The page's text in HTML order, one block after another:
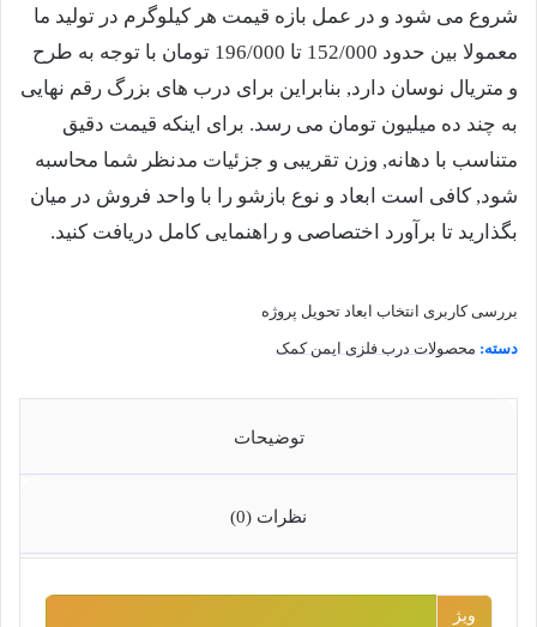
شروع می شود و در عمل بازه قیمت هر کیلوگرم در تولید ما
معمولا بین حدود 152/000 تا 196/000 تومان با توجه به طرح
و متریال نوسان دارد, بنابراین برای درب های بزرگ رقم نهایی
به چند ده میلیون تومان می رسد. برای اینکه قیمت دقیق
متناسب با دهانه, وزن تقریبی و جزئیات مدنظر شما محاسبه
شود, کافی است ابعاد و نوع بازشو را با واحد فروش در میان
بگذارید تا برآورد اختصاصی و راهنمایی کامل دریافت کنید.
بررسی کاربری انتخاب ابعاد تحویل پروژه
دسته: محصولات درب فلزی ایمن کمک
توضیحات
نظرات (0)
ویژ